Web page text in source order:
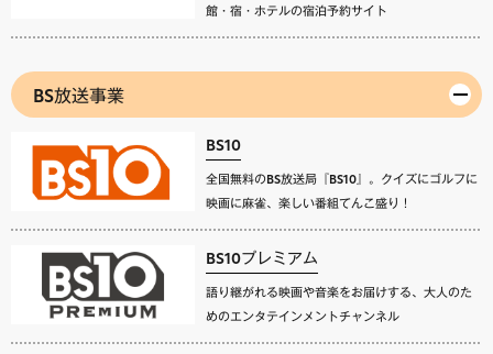
館・宿・ホテルの宿泊予約サイト
BS放送事業
BS10
全国無料のBS放送局『BS10』。クイズにゴルフに
映画に麻雀、楽しい番組てんこ盛り！
BS10プレミアム
語り継がれる映画や音楽をお届けする、大人のた
めのエンタテインメントチャンネル